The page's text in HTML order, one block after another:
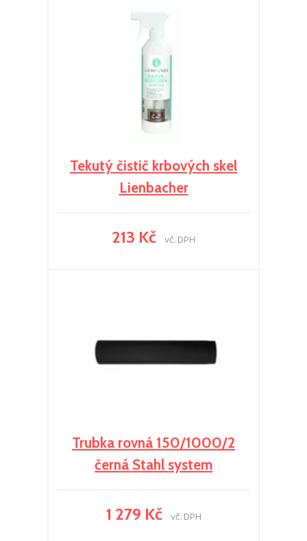
Tekutý čistič krbových skel
Lienbacher
213 Kč vč. DPH
Trubka rovná 150/1000/2
černá Stahl system
1 279 Kč vč. DPH